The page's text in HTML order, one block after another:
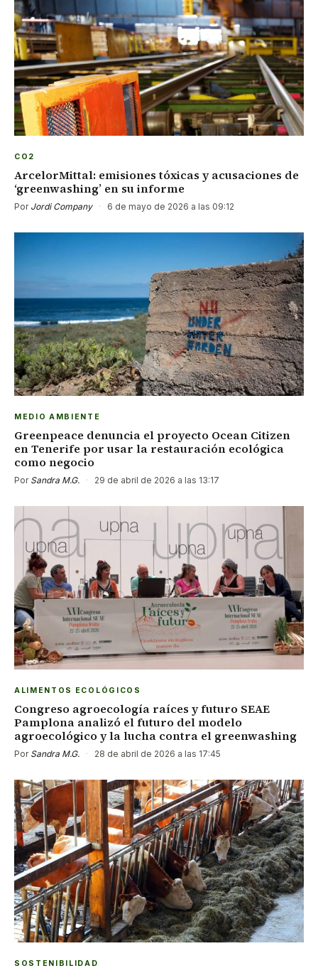
CO2
ArcelorMittal: emisiones tóxicas y acusaciones de
‘greenwashing’ en su informe
Por Jordi Company · 6 de mayo de 2026 a las 09:12
MEDIO AMBIENTE
Greenpeace denuncia el proyecto Ocean Citizen
en Tenerife por usar la restauración ecológica
como negocio
Por Sandra M.G. · 29 de abril de 2026 a las 13:17
ALIMENTOS ECOLÓGICOS
Congreso agroecología raíces y futuro SEAE
Pamplona analizó el futuro del modelo
agroecológico y la lucha contra el greenwashing
Por Sandra M.G. · 28 de abril de 2026 a las 17:45
SOSTENIBILIDAD